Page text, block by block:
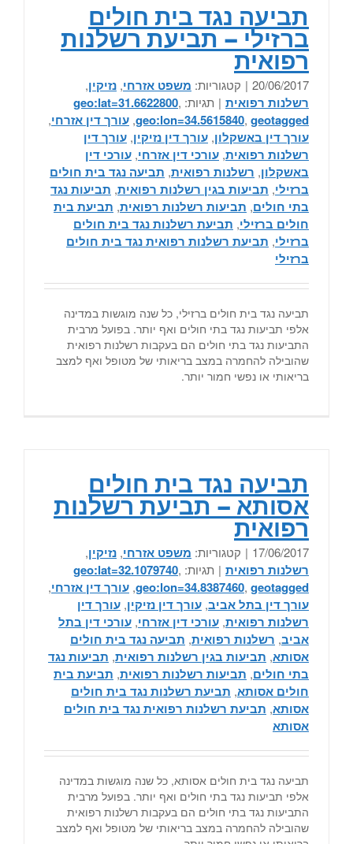
תביעה נגד בית חולים
ברזילי – תביעת רשלנות
רפואית
20/06/2017
| קטגוריות: משפט אזרחי, נזיקין,
רשלנות רפואית | תגיות: geo:lat=31.6622800,
geo:lon=34.5615840, geotagged
, עורך דין אזרחי,
עורך דין באשקלון, עורך דין נזיקין, עורך דין
רשלנות רפואית, עורכי דין אזרחי, עורכי דין
באשקלון, רשלנות רפואית, תביעה נגד בית חולים
ברזילי, תביעות בגין רשלנות רפואית, תביעות נגד
בתי חולים, תביעות רשלנות רפואית, תביעת בית
חולים ברזילי, תביעת רשלנות נגד בית חולים
ברזילי, תביעת רשלנות רפואית נגד בית חולים
ברזילי
תביעה נגד בית חולים ברזילי, כל שנה מוגשות במדינה
אלפי תביעות נגד בתי חולים ואף יותר. בפועל מרבית
התביעות נגד בתי חולים הם בעקבות רשלנות רפואית
שהובילה להחמרה במצב בריאותי של מטופל ואף למצב
בריאותי או נפשי חמור יותר.
תביעה נגד בית חולים
אסותא – תביעת רשלנות
רפואית
17/06/2017
| קטגוריות: משפט אזרחי, נזיקין,
רשלנות רפואית | תגיות: geo:lat=32.1079740,
geo:lon=34.8387460, geotagged
, עורך דין אזרחי,
עורך דין בתל אביב, עורך דין נזיקין, עורך דין
רשלנות רפואית, עורכי דין אזרחי, עורכי דין בתל
אביב, רשלנות רפואית, תביעה נגד בית חולים
אסותא, תביעות בגין רשלנות רפואית, תביעות נגד
בתי חולים, תביעות רשלנות רפואית, תביעת בית
חולים אסותא, תביעת רשלנות נגד בית חולים
אסותא, תביעת רשלנות רפואית נגד בית חולים
אסותא
תביעה נגד בית חולים אסותא, כל שנה מוגשות במדינה
אלפי תביעות נגד בתי חולים ואף יותר. בפועל מרבית
התביעות נגד בתי חולים הם בעקבות רשלנות רפואית
שהובילה להחמרה במצב בריאותי של מטופל ואף למצב